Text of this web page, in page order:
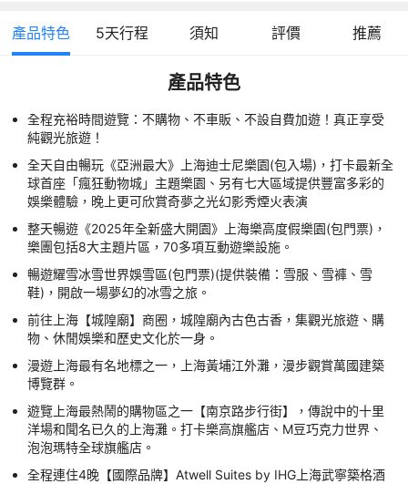
產品特色 5天行程 須知 評價 推薦
產品特色
全程充裕時間遊覽：不購物、不車販、不設自費加遊！真正享受
純觀光旅遊！
全天自由暢玩《亞洲最大》上海迪士尼樂園(包入場)，打卡最新全
球首座「瘋狂動物城」主題樂園、另有七大區域提供豐富多彩的
娛樂體驗，晚上更可欣賞奇夢之光幻影秀煙火表演
整天暢遊《2025年全新盛大開園》上海樂高度假樂園(包門票)，
樂團包括8大主題片區，70多項互動遊樂設施。
暢遊耀雪冰雪世界娛雪區‌(包門票)(提供裝備：雪服、雪褲、雪
鞋)，開啟一場夢幻的冰雪之旅。
前往上海【城隍廟】商圈，城隍廟內古色古香，集觀光旅遊、購
物、休閒娛樂和歷史文化於一身。
漫遊上海最有名地標之一，上海黃埔江外灘，漫步觀賞萬國建築
博覽群。
遊覽上海最熱鬧的購物區之一【南京路步行街】，傳說中的十里
洋場和聞名已久的上海灘。打卡樂高旗艦店、M豆巧克力世界、
泡泡瑪特全球旗艦店。
全程連住4晚【國際品牌】Atwell Suites by IHG上海武寧築格酒